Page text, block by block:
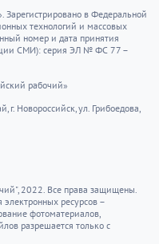
Зарегистрировано в Федеральной
технологий и массовых
номер и дата принятия
СМИ): серия ЭЛ № ФС 77 –
рабочий»
Новороссийск, ул. Грибоедова,
2022. Все права защищены.
ресурсов –
фотоматериалов,
разрешается только с